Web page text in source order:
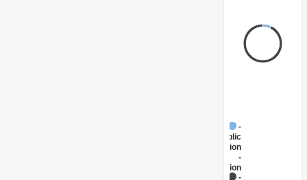
Administration
Transportation